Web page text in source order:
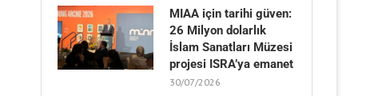
MIAA için tarihi güven:
26 Milyon dolarlık
İslam Sanatları Müzesi
projesi ISRA’ya emanet
30/07/2026